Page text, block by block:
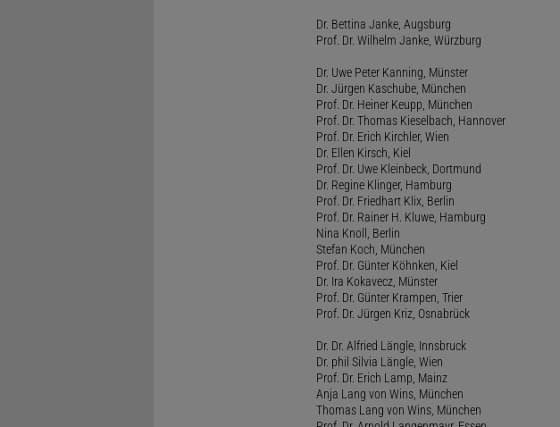
Dr. Bettina Janke, Augsburg
Prof. Dr. Wilhelm Janke, Würzburg
Dr. Uwe Peter Kanning, Münster
Dr. Jürgen Kaschube, München
Prof. Dr. Heiner Keupp, München
Prof. Dr. Thomas Kieselbach, Hannover
Prof. Dr. Erich Kirchler, Wien
Dr. Ellen Kirsch, Kiel
Prof. Dr. Uwe Kleinbeck, Dortmund
Dr. Regine Klinger, Hamburg
Prof. Dr. Friedhart Klix, Berlin
Prof. Dr. Rainer H. Kluwe, Hamburg
Nina Knoll, Berlin
Stefan Koch, München
Prof. Dr. Günter Köhnken, Kiel
Dr. Ira Kokavecz, Münster
Prof. Dr. Günter Krampen, Trier
Prof. Dr. Jürgen Kriz, Osnabrück
Dr. Dr. Alfried Längle, Innsbruck
Dr. phil Silvia Längle, Wien
Prof. Dr. Erich Lamp, Mainz
Anja Lang von Wins, München
Thomas Lang von Wins, München